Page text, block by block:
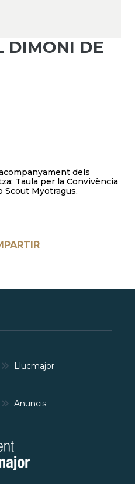
DIMONI DE
dels
Taula per la Convivència
Scout Myotragus.
Llucmajor
Anuncis